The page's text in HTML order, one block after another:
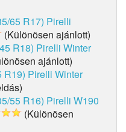
65 R17) Pirelli
(Különösen ajánlott)
R18) Pirelli Winter
ajánlott)
R19) Pirelli Winter
55 R16) Pirelli W190
(Különösen